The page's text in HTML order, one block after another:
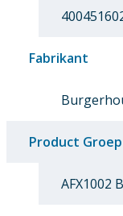
Fabrikant
Product Groep
AFX1002